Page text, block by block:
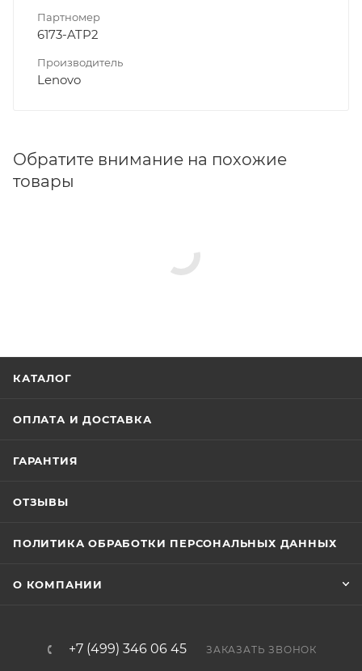
Партномер
6173-ATP2
Производитель
Lenovo
Обратите внимание на похожие
товары
КАТАЛОГ
ОПЛАТА И ДОСТАВКА
ГАРАНТИЯ
ОТЗЫВЫ
ПОЛИТИКА ОБРАБОТКИ ПЕРСОНАЛЬНЫХ ДАННЫХ
О КОМПАНИИ
+7 (499) 346 06 45 ЗАКАЗАТЬ ЗВОНОК